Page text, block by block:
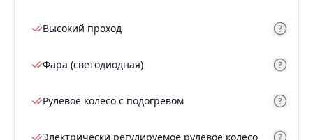
Высокий проход
Фара (светодиодная)
Рулевое колесо с подогревом
Электрически регулируемое рулевое колесо